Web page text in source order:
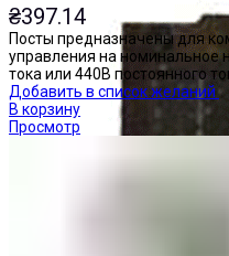
₴397.14
Посты предназначены для
управления на номинальное
тока или 440В постоянного
Добавить в список желаний
В корзину
Просмотр